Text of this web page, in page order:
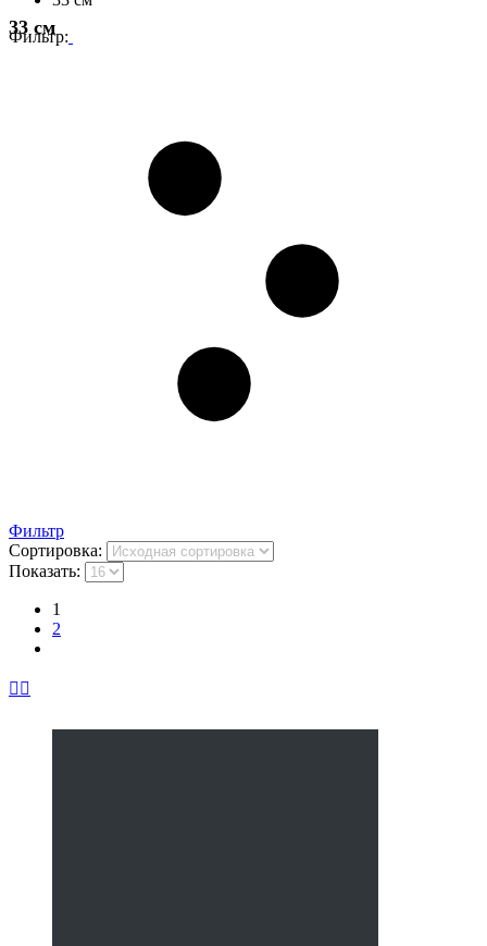
33 см
Фильтр:
Фильтр
Сортировка:
Показать:
1
2